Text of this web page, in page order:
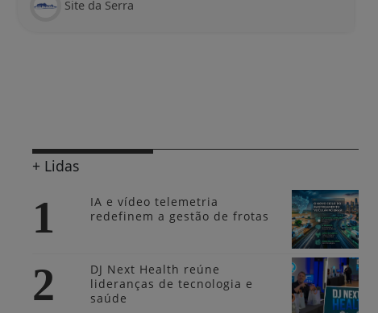
Site da Serra
+ Lidas
1
IA e vídeo telemetria
redefinem a gestão de frotas
2
DJ Next Health reúne
lideranças de tecnologia e
saúde